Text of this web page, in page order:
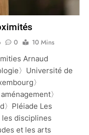
0
10 Mins
Arnaud
〉Université de
〉
〉
〉Pléiade Les
disciplines
et les arts